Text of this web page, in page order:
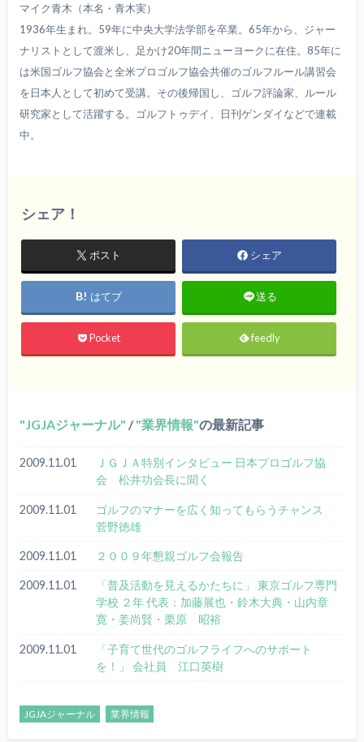
マイク青木（本名・青木実）
1936年生まれ。59年に中央大学法学部を卒業。65年から、ジャー
ナリストとして渡米し、足かけ20年間ニューヨークに在住。85年に
は米国ゴルフ協会と全米プロゴルフ協会共催のゴルフルール講習会
を日本人として初めて受講。その後帰国し、ゴルフ評論家、ルール
研究家として活躍する。ゴルフトゥデイ、日刊ゲンダイなどで連載
中。
シェア！
ポスト シェア
はてブ 送る
Pocket feedly
JGJAジャーナル / 業界情報 の最新記事
2009.11.01
ＪＧＪＡ特別インタビュー 日本プロゴルフ協
会 松井功会長に聞く
2009.11.01
ゴルフのマナーを広く知ってもらうチャンス
菅野徳雄
2009.11.01 ２００９年懇親ゴルフ会報告
2009.11.01
「普及活動を見えるかたちに」 東京ゴルフ専門
学校 ２年 代表：加藤展也・鈴木大典・山内章
寛・姜尚賢・栗原 昭裕
2009.11.01
「子育て世代のゴルフライフへのサポート
を！」 会社員 江口英樹
JGJAジャーナル 業界情報